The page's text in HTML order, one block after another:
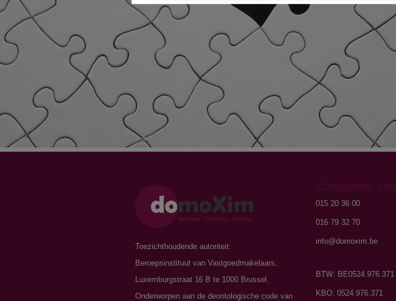
Toezichthoudende autoriteit:
Beroepsinstituut van Vastgoedmakelaars,
Luxemburgstraat 16 B te 1000 Brussel.
Onderworpen aan dedeontologische code van
Contacteer ons
015 20 36 00
016 79 32 70
info@domoxim.be
BTW: BE0524.976.371
KBO: 0524.976.371